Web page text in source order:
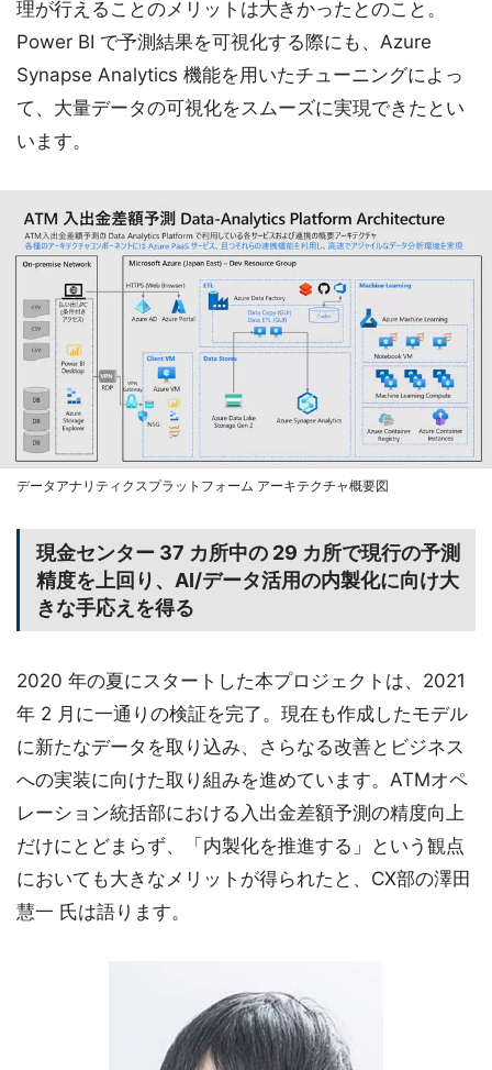
理が行えることのメリットは大きかったとのこと。
Power BI で予測結果を可視化する際にも、Azure
Synapse Analytics 機能を用いたチューニングによっ
て、大量データの可視化をスムーズに実現できたとい
います。
データアナリティクスプラットフォーム アーキテクチャ概要図
現金センター 37 カ所中の 29 カ所で現行の予測
精度を上回り、AI/データ活用の内製化に向け大
きな手応えを得る
2020 年の夏にスタートした本プロジェクトは、2021
年 2 月に一通りの検証を完了。現在も作成したモデル
に新たなデータを取り込み、さらなる改善とビジネス
への実装に向けた取り組みを進めています。ATMオペ
レーション統括部における入出金差額予測の精度向上
だけにとどまらず、「内製化を推進する」という観点
においても大きなメリットが得られたと、CX部の澤田
慧一 氏は語ります。